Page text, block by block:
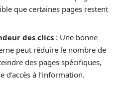
que certaines pages restent
des clics : Une bonne
peut réduire le nombre de
des pages spécifiques,
à l’information.